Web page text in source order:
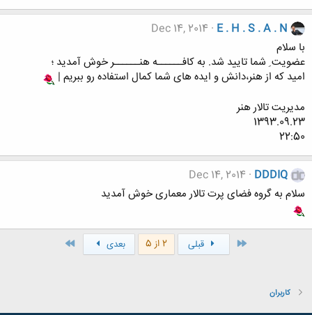
E . H . S . A . N
Dec 14, 2014
با سلام
عضویت ِ شما تایید شد. به کافــــــه هنــــــر خوش آمدید ؛
امید که از هنر،دانش و ایده های شما کمال استفاده رو ببریم |
مدیریت تالار هنر
1393.09.23
22:50
DDDIQ
Dec 14, 2014
سلام به گروه فضای پرت تالار معماری خوش آمدید
اول قبلی 2 از 5 بعدی
کاربران